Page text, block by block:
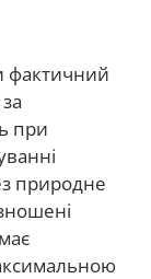
фактичний
при
природне